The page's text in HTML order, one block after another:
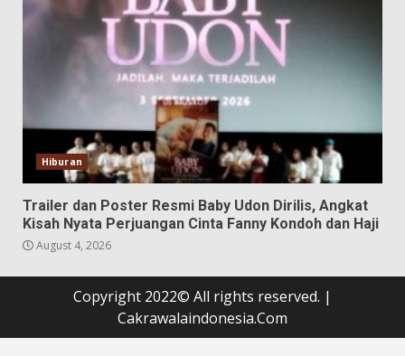
Hiburan
Trailer dan Poster Resmi Baby Udon Dirilis, Angkat
Kisah Nyata Perjuangan Cinta Fanny Kondoh dan Haji
August 4, 2026
Copyright 2022© All rights reserved. |
Cakrawalaindonesia.Com